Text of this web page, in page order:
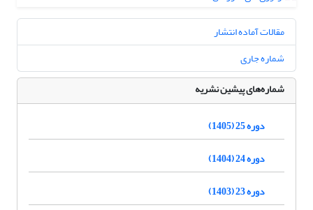
مقالات آماده انتشار
شماره جاری
شماره‌های پیشین نشریه
دوره 25 (1405)
دوره 24 (1404)
دوره 23 (1403)